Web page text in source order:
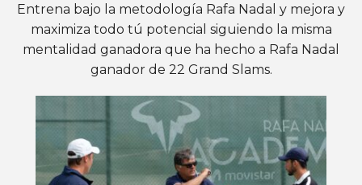
Entrena bajo la metodología Rafa Nadal y mejora y
maximiza todo tú potencial siguiendo la misma
mentalidad ganadora que ha hecho a Rafa Nadal
ganador de 22 Grand Slams.